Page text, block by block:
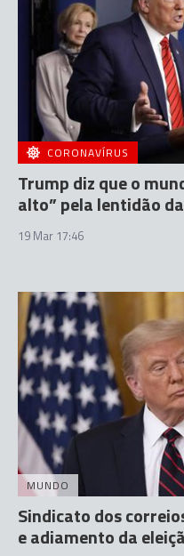
CORONAVÍRUS
Trump diz que o
alto” pela lentidão
19 Mar 17:46
MUNDO
Sindicato dos
e adiamento da